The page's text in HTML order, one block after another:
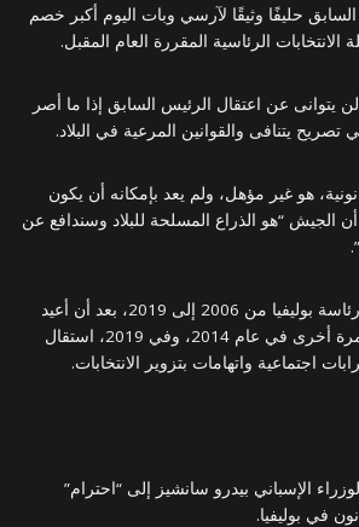
حليفًا وثيقًا لآرسي وبات اليوم أكبر خصم
الرئاسية المقررة العام المقبل.
لن يتوانى عن اعتقال الرئيس السابق إذا ما أصر
يتنافى والقوانين المرعية في البلاد.
هو غير مؤهل، ولم يعد بإمكانه أن يكون
أن الجيش “هو الذراع المسلحة للبلاد وسندافع عن
يذكر أن موراليس تولى رئاسة بوليفيا من 2006 إلى 2019، بعد أن أعيد
انتخابه في عام 2009 ومرة أخرى في عام 2014، وفي 2019، استقال
اجتماعية واتهامات بتزوير الانتخابات.
الإسباني بيدرو سانشيز إلى “احترام”
في بوليفيا.